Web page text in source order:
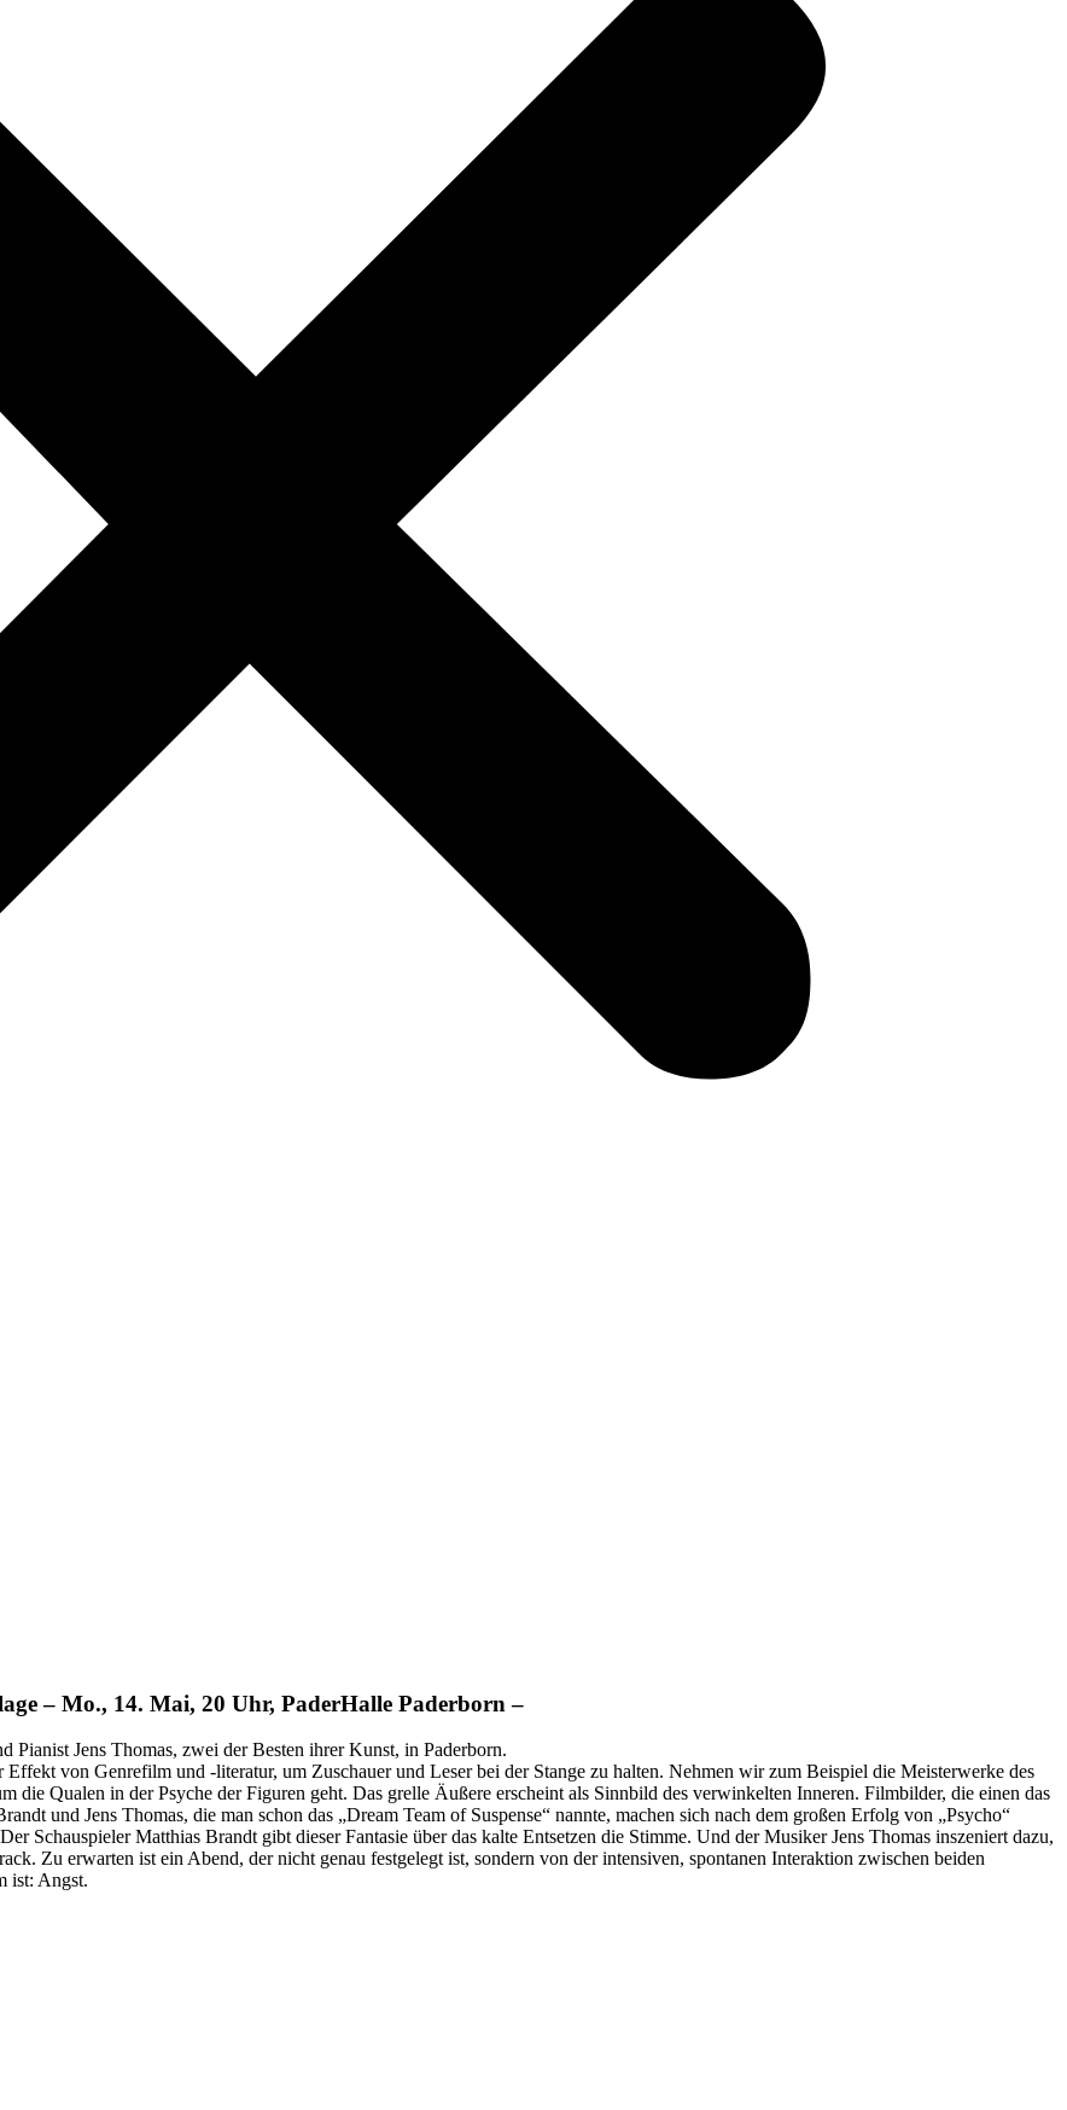
– Mo., 14. Mai, 20 Uhr, PaderHalle Paderborn –
Jens Thomas, zwei der Besten ihrer Kunst, in Paderborn.
von Genrefilm und -literatur, um Zuschauer und Leser bei der Stange zu halten. Nehmen wir zum Beispiel die Meisterwerke des
die Qualen in der Psyche der Figuren geht. Das grelle Äußere erscheint als Sinnbild des verwinkelten Inneren. Filmbilder, die einen das
und Jens Thomas, die man schon das „Dream Team of Suspense“ nannte, machen sich nach dem großen Erfolg von „Psycho“
Schauspieler Matthias Brandt gibt dieser Fantasie über das kalte Entsetzen die Stimme. Und der Musiker Jens Thomas inszeniert dazu,
Zu erwarten ist ein Abend, der nicht genau festgelegt ist, sondern von der intensiven, spontanen Interaktion zwischen beiden
ist: Angst.